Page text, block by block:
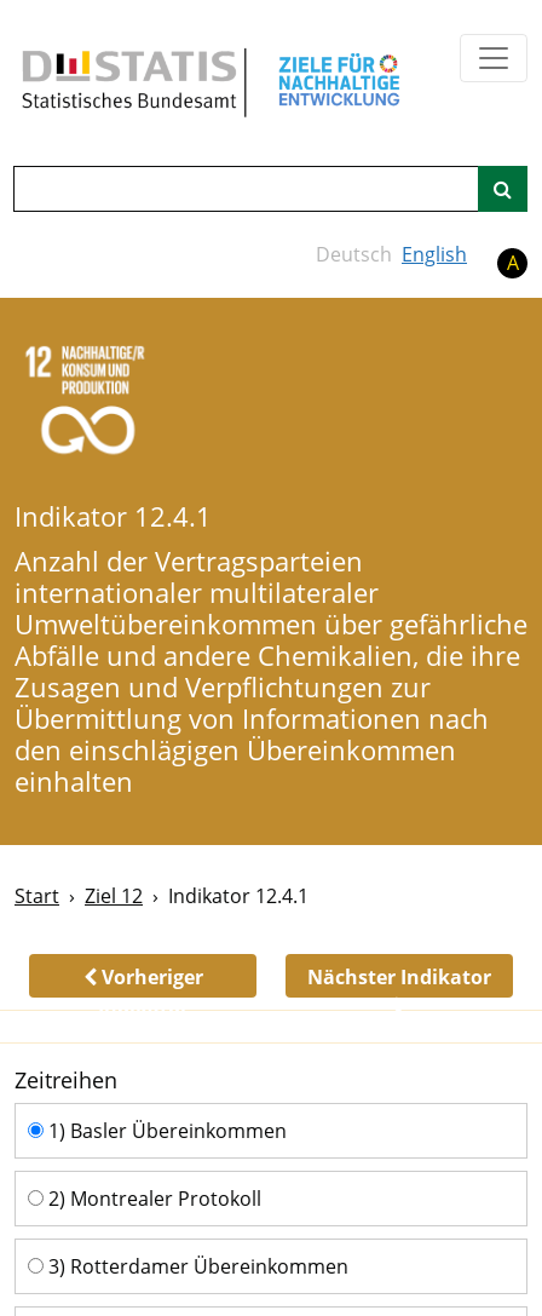
Deutsch English A
Indikator 12.4.1
Anzahl der Vertragsparteien
internationaler multilateraler
Umweltübereinkommen über gefährliche
Abfälle und andere Chemikalien, die ihre
Zusagen und Verpflichtungen zur
Übermittlung von Informationen nach
den einschlägigen Übereinkommen
einhalten
Start Ziel 12 Indikator 12.4.1
Vorheriger
Indikator
Nächster Indikator
Zeitreihen
Zeitreihen
1) Basler Übereinkommen
2) Montrealer Protokoll
3) Rotterdamer Übereinkommen